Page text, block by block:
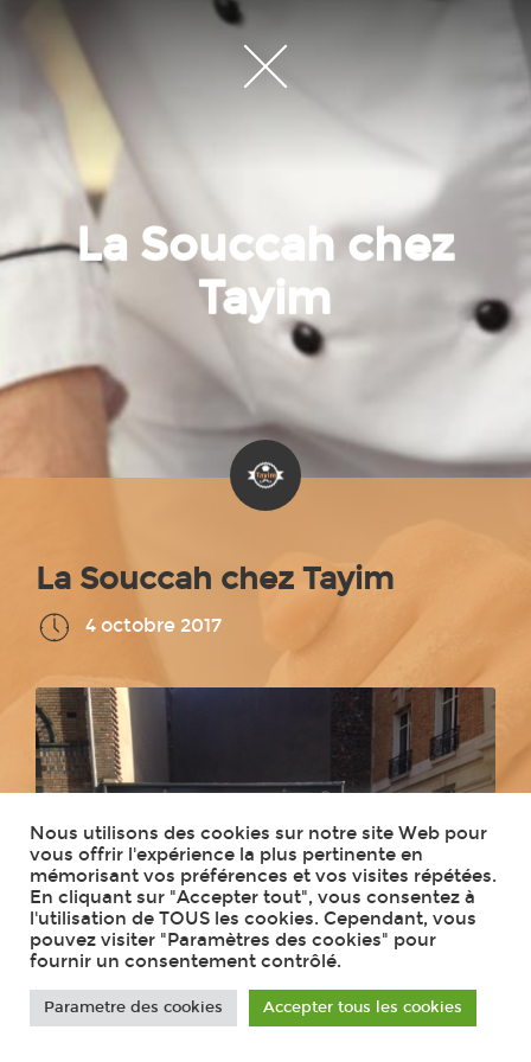
La Souccah chez
Tayim
La Souccah chez Tayim
4 octobre 2017
Nous utilisons des cookies sur notre site Web pour
vous offrir l'expérience la plus pertinente en
mémorisant vos préférences et vos visites répétées.
En cliquant sur "Accepter tout", vous consentez à
l'utilisation de TOUS les cookies. Cependant, vous
pouvez visiter "Paramètres des cookies" pour
fournir un consentement contrôlé.
Parametre des cookies Accepter tous les cookies